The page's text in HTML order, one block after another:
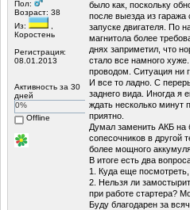
Пол:
Возраст: 38
Из:
Коростень
Регистрация:
08.01.2013
Активность за 30
дней
0%
Offline
было как, поскольку
после выезда из
запуске двигателя. По
магнитола более
днях заприметил, что
стало все намного
проводом. Ситуация ни
И все то ладно. С
заднего вида. Иногда я
ждать несколько минут
приятно.
Думал заменить АКБ на
сопесочников в другой
более мощного
В итоге есть два
1. Куда еще
2. Нельзя ли
при работе стартера?
Буду благодарен за